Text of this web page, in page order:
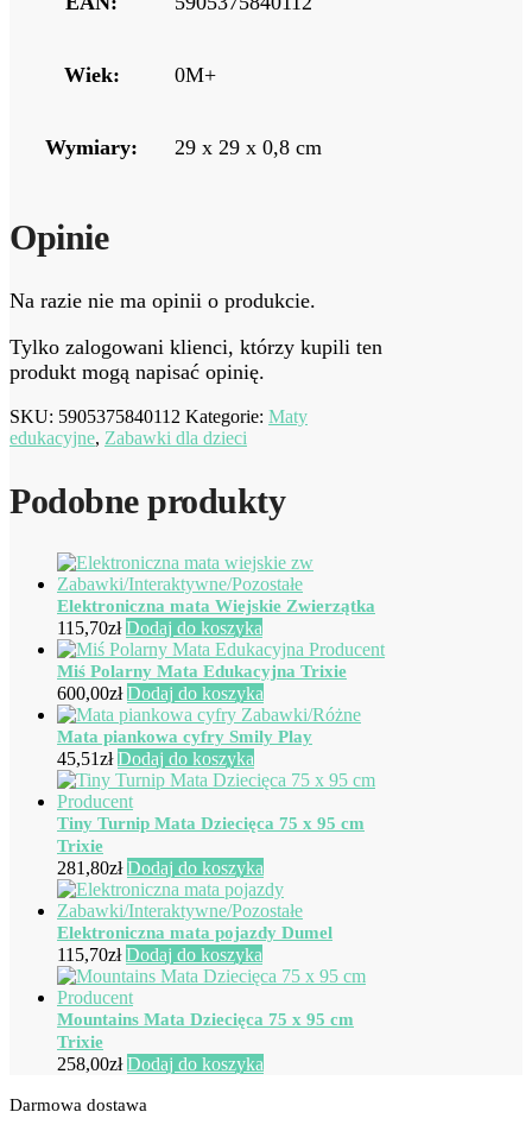
Wiek: 0M+
Wymiary: 29 x 29 x 0,8 cm
Opinie
Na razie nie ma opinii o produkcie.
Tylko zalogowani klienci, którzy kupili ten
produkt mogą napisać opinię.
SKU: 5905375840112 Kategorie: Maty
edukacyjne, Zabawki dla dzieci
Podobne produkty
Elektroniczna mata Wiejskie Zwierzątka
115,70zł Dodaj do koszyka
Miś Polarny Mata Edukacyjna Trixie
600,00zł Dodaj do koszyka
Mata piankowa cyfry Smily Play
45,51zł Dodaj do koszyka
Tiny Turnip Mata Dziecięca 75 x 95 cm
Trixie
281,80zł Dodaj do koszyka
Elektroniczna mata pojazdy Dumel
115,70zł Dodaj do koszyka
Mountains Mata Dziecięca 75 x 95 cm
Trixie
258,00zł Dodaj do koszyka
Darmowa dostawa